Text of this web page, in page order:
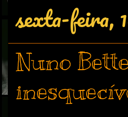
sexta-feira,
Nuno